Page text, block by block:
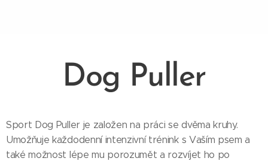
Dog Puller
Sport Dog Puller je založen na práci se dvěma kruhy.
Umožňuje každodenní intenzivní trénink s Vaším psem a
také možnost lépe mu porozumět a rozvíjet ho po